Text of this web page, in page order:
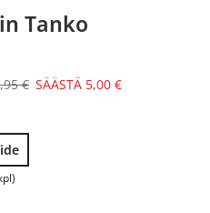
Tanko
€ SÄÄSTÄ 5,00 €